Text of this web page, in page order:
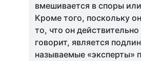
вмешивается в споры
Кроме того, поскольку
то, что он действительно
говорит, является
называемые «эксперты»